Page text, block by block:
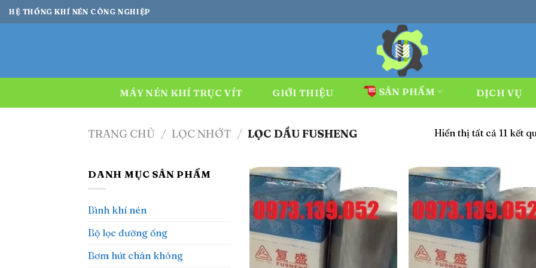
Bỏ
qua
HỆ THỐNG KHÍ NÉN CÔNG NGHIỆP
MÁY NÉN KHÍ TRỤC VÍT GIỚI THIỆU SẢN PHẨM DỊCH VỤ
TRANG CHỦ / LỌC NHỚT / LỌC DẦU FUSHENG Hiển thị tất cả 11 kết
DANH MỤC SẢN PHẨM
Bình khí nén
Bộ lọc đường ống
Bơm hút chân không